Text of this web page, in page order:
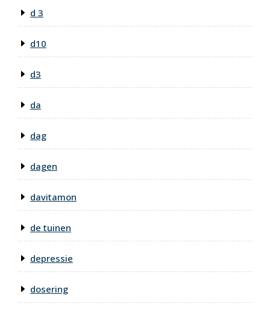
d 3
d10
d3
da
dag
dagen
davitamon
de tuinen
depressie
dosering